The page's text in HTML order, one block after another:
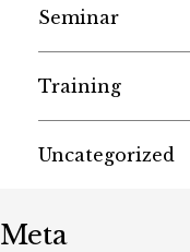
Seminar
Training
Uncategorized
Meta